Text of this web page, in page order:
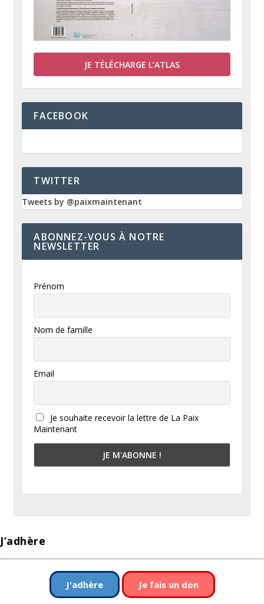
JE TÉLÉCHARGE L’ATLAS
FACEBOOK
TWITTER
Tweets by @paixmaintenant
ABONNEZ-VOUS À NOTRE
NEWSLETTER
Prénom
Nom de famille
Email
Je souhaite recevoir la lettre de La Paix
Maintenant
J’adhère
J'adhère Je fais un don